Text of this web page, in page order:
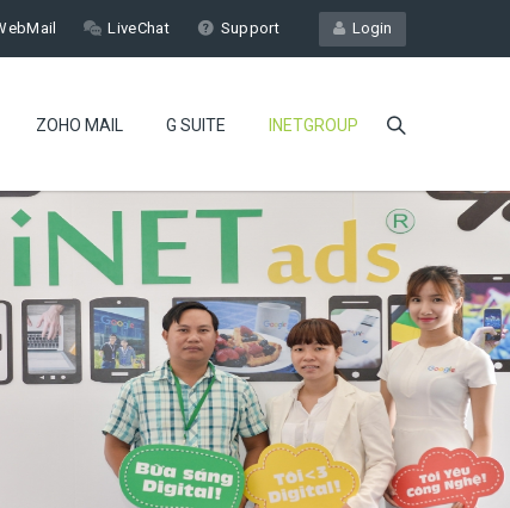
Login
LiveChat Support
ZOHO MAIL G SUITE INETGROUP